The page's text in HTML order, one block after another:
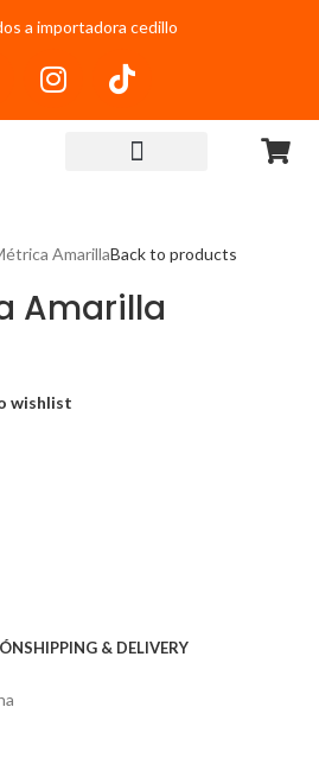
a importadora cedillo
AmarillaBack to products
Amarilla
wishlist
SHIPPING & DELIVERY